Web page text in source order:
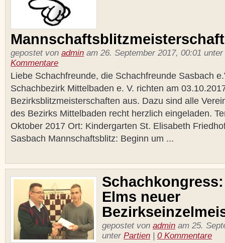
Mannschaftsblitzmeisterschaft
gepostet von admin am 26. September 2017, 00:01 unter
Kommentare
Liebe Schachfreunde, die Schachfreunde Sasbach
Schachbezirk Mittelbaden e. V. richten am
Bezirksblitzmeisterschaften aus. Dazu sind alle
des Bezirks Mittelbaden recht herzlich eingeladen.
Oktober 2017 Ort: Kindergarten St. Elisabeth
Sasbach Mannschaftsblitz: Beginn um ...
Elms neuer
gepostet von admin am 25.
unter Partien 0 Kommentare